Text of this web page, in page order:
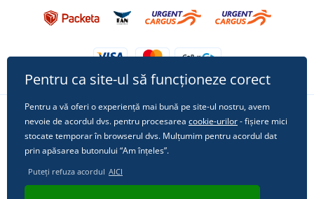
Urmărește-ne pe rețelele sociale
Pentru ca site-ul să funcționeze corect
Pentru a vă oferi o experiență mai bună pe site-ul nostru, avem
nevoie de acordul dvs. pentru procesarea cookie-urilor- fișiere mici
stocate temporar în browserul dvs. Mulțumim pentru acordul dat
prin apăsarea butonului “Am înțeles”.
Puteți refuza acordul AICI